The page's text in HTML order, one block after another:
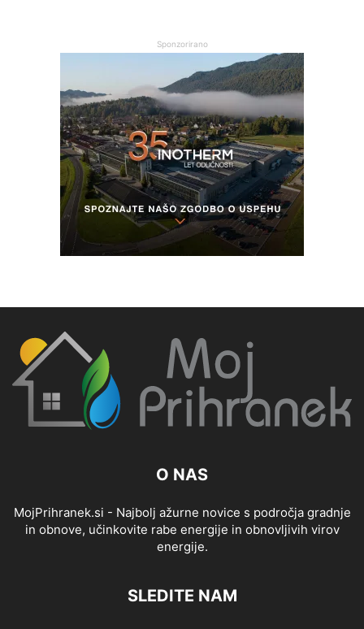
Sponzorirano
O NAS
MojPrihranek.si - Najbolj ažurne novice s področja gradnje
in obnove, učinkovite rabe energije in obnovljivih virov
energije.
SLEDITE NAM